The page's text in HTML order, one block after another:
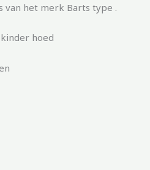
van het merk Barts type .
hoed